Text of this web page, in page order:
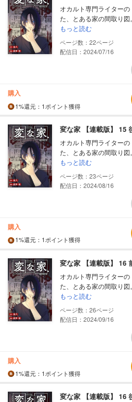
オカルト専門ライター
た、とある家の間取り
もっと読む
22
配信日：2024/07/16
購入
1%還元 ：1ポイント獲得
変な家 【連載版】 15
オカルト専門ライター
た、とある家の間取り
もっと読む
23
配信日：2024/08/16
購入
1%還元 ：1ポイント獲得
変な家 【連載版】 16
オカルト専門ライター
た、とある家の間取り
もっと読む
26
配信日：2024/09/16
購入
1%還元 ：1ポイント獲得
変な家 【連載版】 16